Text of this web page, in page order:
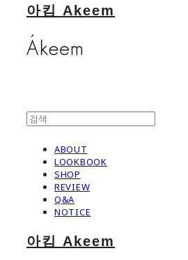
아킴 Akeem
ABOUT
LOOKBOOK
SHOP
REVIEW
Q&A
NOTICE
아킴 Akeem